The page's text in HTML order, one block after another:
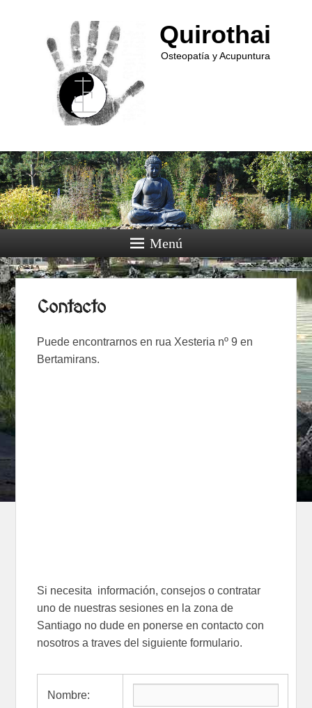
Quirothai
Osteopatía y Acupuntura
Menú
Contacto
Puede encontrarnos en rua Xesteria nº 9 en
Bertamirans.
Si necesita información, consejos o contratar
uno de nuestras sesiones en la zona de
Santiago no dude en ponerse en contacto con
nosotros a traves del siguiente formulario.
Nombre: